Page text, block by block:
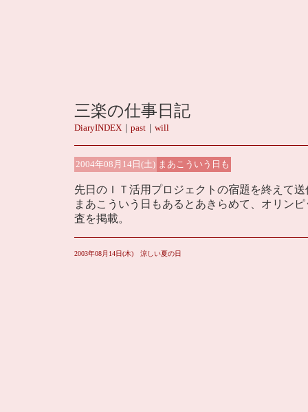
三楽の仕事日記
DiaryINDEX｜ past｜ will
2004年08月14日(土) まあこういう日も
先日のＩＴ活用プロジェクトの宿題を終えて
まあこういう日もあるとあきらめて、オリン
査を掲載。
2003年08月14日(木) 涼しい夏の日